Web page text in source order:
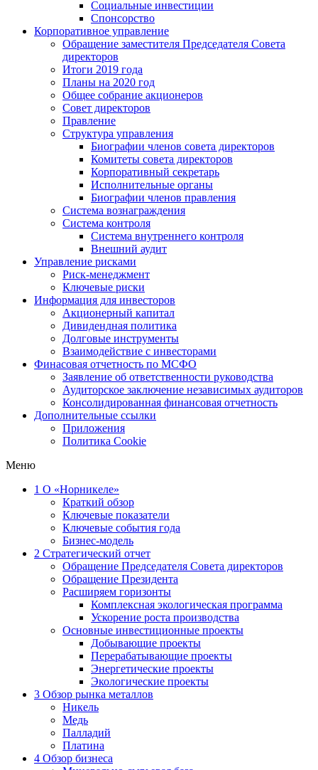
Социальные инвестиции
Спонсорство
Корпоративное управление
Обращение заместителя Председателя Совета
директоров
Итоги 2019 года
Планы на 2020 год
Общее собрание акционеров
Совет директоров
Правление
Структура управления
Биографии членов совета директоров
Комитеты совета директоров
Корпоративный секретарь
Исполнительные органы
Биографии членов правления
Система вознаграждения
Система контроля
Система внутреннего контроля
Внешний аудит
Управление рисками
Риск-менеджмент
Ключевые риски
Информация для инвесторов
Акционерный капитал
Дивидендная политика
Долговые инструменты
Взаимодействие с инвеcторами
Финасовая отчетность по МСФО
Заявление об ответственности руководства
Аудиторское заключение независимых аудиторов
Консолидированная финансовая отчетность
Дополнительные ссылки
Приложения
Политика Cookie
Меню
1 О «Норникеле»
Краткий обзор
Ключевые показатели
Ключевые события года
Бизнес-модель
2 Стратегический отчет
Обращение Председателя Совета директоров
Обращение Президента
Расширяем горизонты
Комплексная экологическая программа
Ускорение роста производства
Основные инвестиционные проекты
Добывающие проекты
Перерабатывающие проекты
Энергетические проекты
Экологические проекты
3 Обзор рынка металлов
Никель
Медь
Палладий
Платина
4 Обзор бизнеса